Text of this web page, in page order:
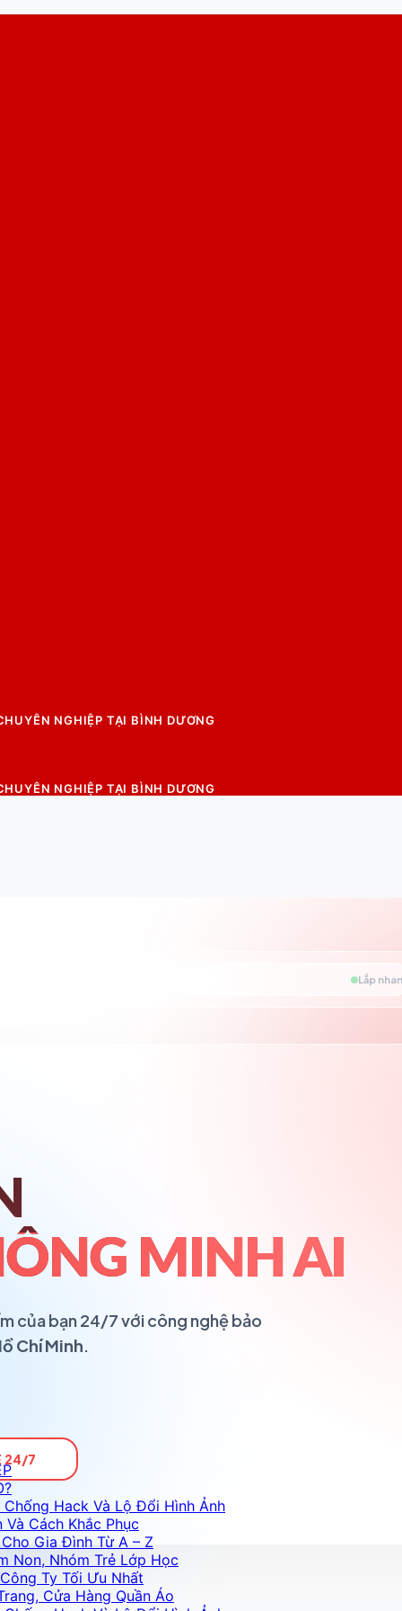
NGHIỆP TẠI BÌNH DƯƠNG
NGHIỆP TẠI BÌNH DƯƠNG
Hack Và Lộ Đổi Hình Ảnh
Cách Khắc Phục
Gia Đình Từ A – Z
Non, Nhóm Trẻ Lớp Học
Ty Tối Ưu Nhất
Cửa Hàng Quần Áo
Lắp
MINH AI
của bạn 24/7 với công nghệ bảo
Chí Minh.
24/7